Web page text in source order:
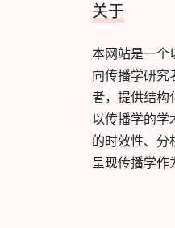
关于
本网站是一个
向传播学研究
者，提供结构
以传播学的学
的时效性、分
呈现传播学作